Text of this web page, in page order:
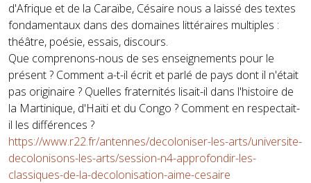
d'Afrique et de la Caraïbe, Césaire nous a laissé des textes
fondamentaux dans des domaines littéraires multiples :
théâtre, poésie, essais, discours.
Que comprenons-nous de ses enseignements pour le
présent ? Comment a-t-il écrit et parlé de pays dont il n'était
pas originaire ? Quelles fraternités lisait-il dans l'histoire de
la Martinique, d'Haïti et du Congo ? Comment en respectait-
il les différences ?
https://www.r22.fr/antennes/decoloniser-les-arts/universite-
decolonisons-les-arts/session-n4-approfondir-les-
classiques-de-la-decolonisation-aime-cesaire